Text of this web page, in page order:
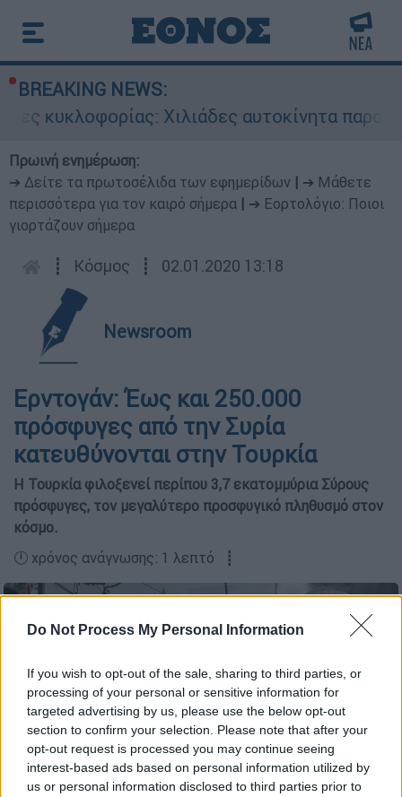
Do Not Process My Personal Information
If you wish to opt-out of the sale, sharing to third parties, or
processing of your personal or sensitive information for
targeted advertising by us, please use the below opt-out
section to confirm your selection. Please note that after your
opt-out request is processed you may continue seeing
interest-based ads based on personal information utilized by
us or personal information disclosed to third parties prior to
BREAKING NEWS:
κυκλοφορίας: Χιλιάδες αυτοκίνητα
Πρωινή ενημέρωση:
➔ Δείτε τα πρωτοσέλιδα των εφημερίδων
➔ Μάθετε
περισσότερα για τον καιρό σήμερα
➔ Εορτολόγιο: Ποιοι
γιορτάζουν σήμερα
┋ Κόσμος ┋ 02.01.2020 13:18
Newsroom
Ερντογάν: Έως και 250.000
πρόσφυγες από την Συρία
κατευθύνονται στην Τουρκία
Η Τουρκία φιλοξενεί περίπου 3,7 εκατομμύρια Σύρους
πρόσφυγες, τον μεγαλύτερο προσφυγικό πληθυσμό στον
κόσμο.
🕛 χρόνος ανάγνωσης: 1 λεπτό ┋
copyright: APimages